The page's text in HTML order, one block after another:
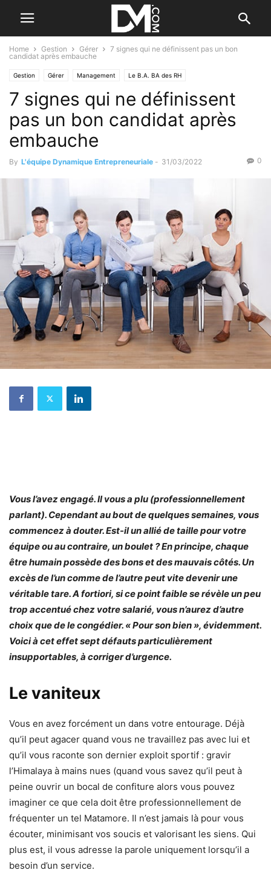
Home Gestion Gérer
7 signes qui ne définissent pas un bon
candidat après embauche
Gestion Gérer Management Le B.A. BA des RH
Recherche et sélection
7 signes qui ne définissent
pas un bon candidat après
embauche
By L'équipe Dynamique Entrepreneuriale - 31/03/2022 0
Vous l’avez engagé. Il vous a plu (professionnellement
parlant). Cependant au bout de quelques semaines, vous
commencez à douter. Est-il un allié de taille pour votre
équipe ou au contraire, un boulet ? En principe, chaque
être humain possède des bons et des mauvais côtés. Un
excès de l’un comme de l’autre peut vite devenir une
véritable tare. A fortiori, si ce point faible se révèle un peu
trop accentué chez votre salarié, vous n’aurez d’autre
choix que de le congédier. « Pour son bien », évidemment.
Voici à cet effet sept défauts particulièrement
insupportables, à corriger d’urgence.
Le vaniteux
Vous en avez forcément un dans votre entourage. Déjà
qu’il peut agacer quand vous ne travaillez pas avec lui et
qu’il vous raconte son dernier exploit sportif : gravir
l’Himalaya à mains nues (quand vous savez qu’il peut à
peine ouvrir un bocal de confiture alors vous pouvez
imaginer ce que cela doit être professionnellement de
fréquenter un tel Matamore. Il n’est jamais là pour vous
écouter, minimisant vos soucis et valorisant les siens. Qui
plus est, il vous adresse la parole uniquement lorsqu’il a
besoin d’un service.